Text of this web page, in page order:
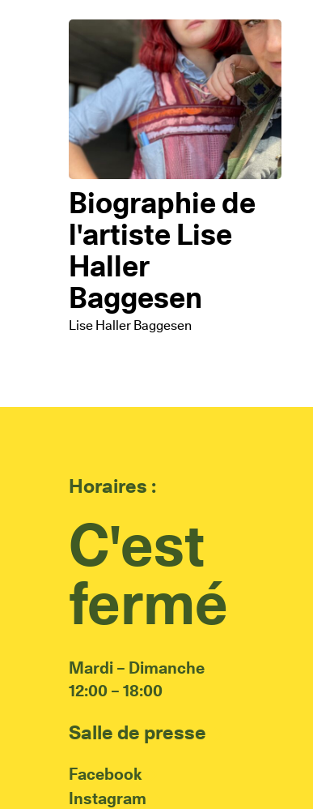
Biographie de
l'artiste Lise
Haller
Baggesen
Lise Haller Baggesen
Horaires :
C'est
fermé
Mardi – Dimanche
12:00 – 18:00
Salle de presse
Facebook
Instagram